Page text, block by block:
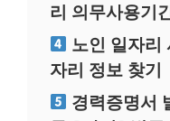
리 의무사용기
노인 일자리
자리 정보 찾기
경력증명서